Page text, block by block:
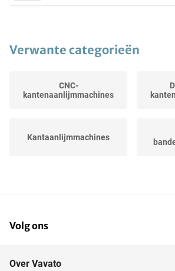
Verwante categorieën
CNC-
kantenaanlijmmachines
Kantaanlijmmachines
Volg ons
Over Vavato